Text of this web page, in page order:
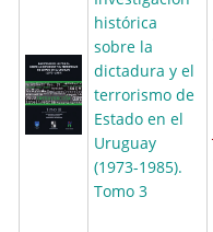
histórica
sobre la
dictadura y el
terrorismo de
Estado en el
Uruguay
(1973-1985).
Tomo 3